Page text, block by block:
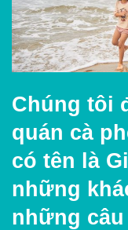
Chúng tôi
quán cà
có tên là
những
những